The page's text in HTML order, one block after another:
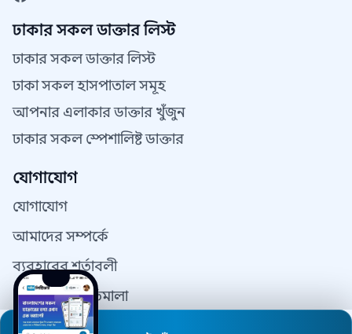
ঢাকার সকল ডাক্তার লিস্ট
ঢাকার সকল ডাক্তার লিস্ট
ঢাকা সকল হাসপাতাল সমূহ
আপনার এলাকার ডাক্তার খুঁজুন
ঢাকার সকল স্পেশালিষ্ট ডাক্তার
যোগাযোগ
যোগাযোগ
আমাদের সম্পর্কে
ব্যবহারের শর্তাবলী
গোপনীয়তা নীতিমালা
যোগাযোগ